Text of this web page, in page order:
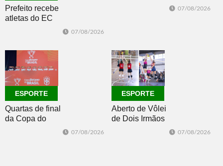
Prefeito recebe
atletas do EC
Master 65+
07/08/2026
07/08/2026
ESPORTE
Quartas de final
da Copa do
Brasil 2026: veja
07/08/2026
ESPORTE
Aberto de Vôlei
de Dois Irmãos
07/08/2026